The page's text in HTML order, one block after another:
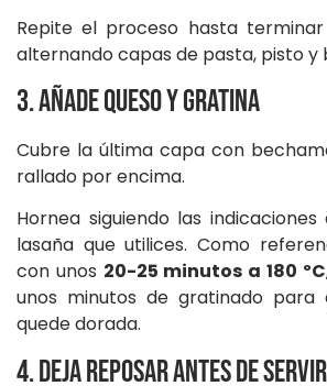
Repite el proceso hasta terminar
alternando capas de pasta, pisto y
3. Añade queso y gratina
Cubre la última capa con
rallado por encima.
Hornea siguiendo las
lasaña que utilices. Como
con unos 20-25 minutos a 180 ºC
unos minutos de gratinado para
quede dorada.
4. Deja reposar antes de servir